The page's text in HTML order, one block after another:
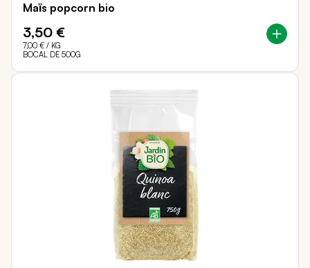
Maïs popcorn bio
3,50 €
7,00 € / KG
BOCAL DE 500G